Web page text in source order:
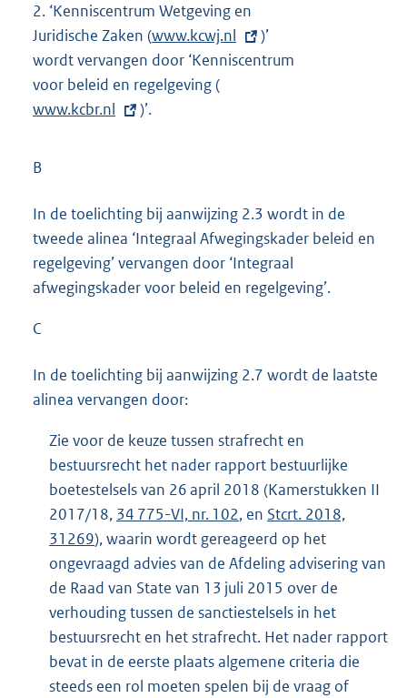
2. ‘Kenniscentrum Wetgeving en
Juridische Zaken (E
x
t
l
i
n
k
www.kcwj.nl
)’
wordt vervangen door ‘Kenniscentrum
voor beleid en regelgeving (
n
e
l
www.kcbr.nl )’.
B
In de toelichting bij aanwijzing 2.3 wordt in de
tweede alinea ‘Integraal Afwegingskader beleid en
regelgeving’ vervangen door ‘Integraal
afwegingskader voor beleid en regelgeving’.
C
In de toelichting bij aanwijzing 2.7 wordt de laatste
alinea vervangen door:
Zie voor de keuze tussen strafrecht en
bestuursrecht het nader rapport bestuurlijke
boetestelsels van 26 april 2018 (Kamerstukken II
2017/18, 34 775-VI, nr. 102, en Stcrt. 2018,
31269), waarin wordt gereageerd op het
ongevraagd advies van de Afdeling advisering van
de Raad van State van 13 juli 2015 over de
verhouding tussen de sanctiestelsels in het
bestuursrecht en het strafrecht. Het nader rapport
bevat in de eerste plaats algemene criteria die
steeds een rol moeten spelen bij de vraag of